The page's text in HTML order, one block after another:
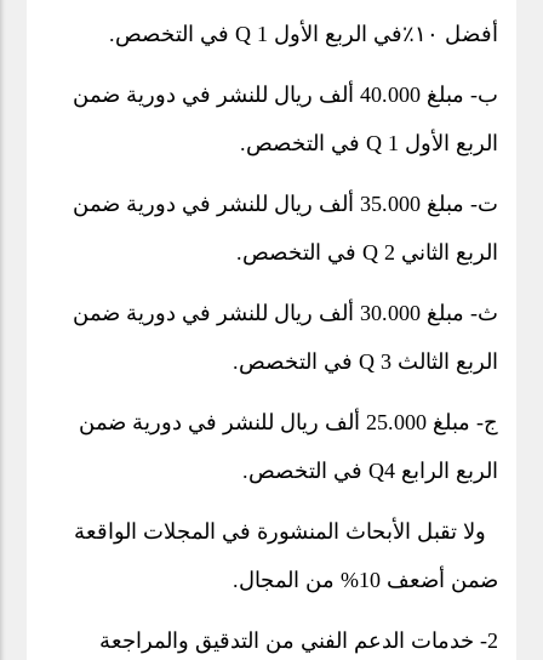
أفضل ١٠٪في الربع الأول Q 1 في التخصص.
ب‌- مبلغ 40.000 ألف ريال للنشر في دورية ضمن
الربع الأول Q 1 في التخصص.
ت‌- مبلغ 35.000 ألف ريال للنشر في دورية ضمن
الربع الثاني Q 2 في التخصص.
ث‌- مبلغ 30.000 ألف ريال للنشر في دورية ضمن
الربع الثالث Q 3 في التخصص.
ج‌- مبلغ 25.000 ألف ريال للنشر في دورية ضمن
الربع الرابع Q4 في التخصص.
ولا تقبل الأبحاث المنشورة في المجلات الواقعة
ضمن أضعف 10% من المجال.
2- خدمات الدعم الفني من التدقيق والمراجعة